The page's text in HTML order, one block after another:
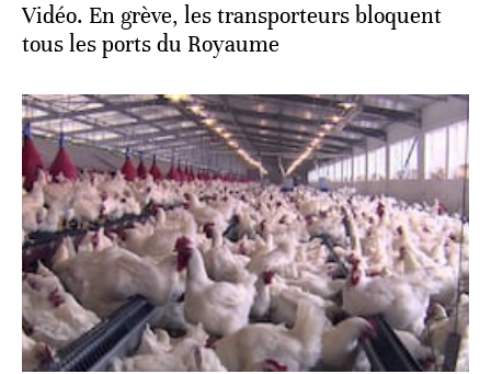
Vidéo. En grève, les transporteurs bloquent
tous les ports du Royaume